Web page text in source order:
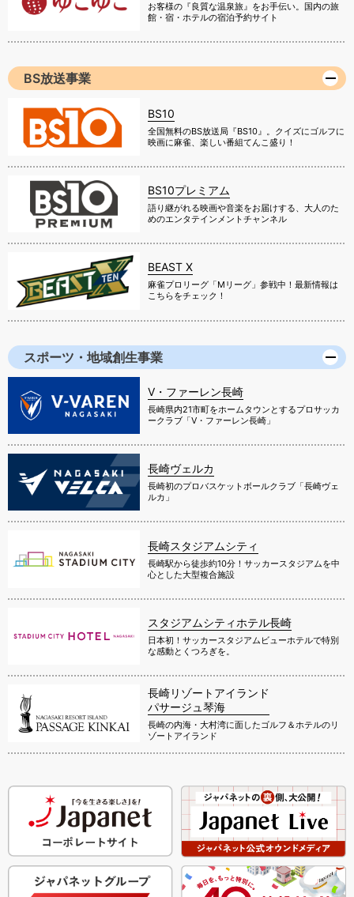
お客様の『良質な温泉旅』をお手伝い。国内の旅
館・宿・ホテルの宿泊予約サイト
BS放送事業
BS10
全国無料のBS放送局『BS10』。クイズにゴルフに
映画に麻雀、楽しい番組てんこ盛り！
BS10プレミアム
語り継がれる映画や音楽をお届けする、大人のた
めのエンタテインメントチャンネル
BEAST X
麻雀プロリーグ「Mリーグ」参戦中！最新情報は
こちらをチェック！
スポーツ・地域創生事業
V・ファーレン長崎
長崎県内21市町をホームタウンとするプロサッカ
ークラブ「V・ファーレン長崎」
長崎ヴェルカ
長崎初のプロバスケットボールクラブ「長崎ヴェ
ルカ」
長崎スタジアムシティ
長崎駅から徒歩約10分！サッカースタジアムを中
心とした大型複合施設
スタジアムシティホテル長崎
日本初！サッカースタジアムビューホテルで特別
な感動とくつろぎを。
長崎リゾートアイランド
パサージュ琴海
長崎の内海・大村湾に面したゴルフ＆ホテルのリ
ゾートアイランド